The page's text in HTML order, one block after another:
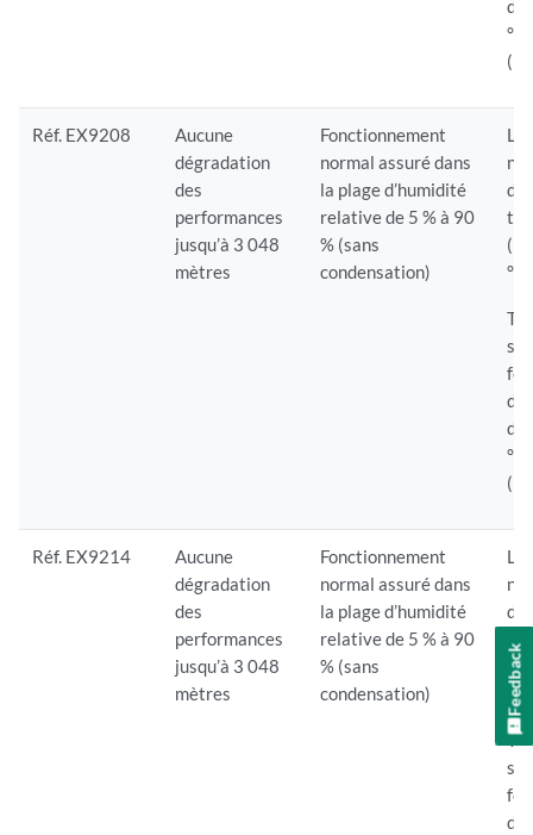
°F
Réf. EX9208
Aucune
dégradation
des
performances
jusqu’à 3 048
mètres
Fonctionnement
normal assuré dans
la plage d’humidité
relative de 5 % à 90
% (sans
condensation)
Le
°F)
°F
Réf. EX9214
Aucune
dégradation
des
performances
jusqu’à 3 048
mètres
Fonctionnement
normal assuré dans
la plage d’humidité
relative de 5 % à 90
% (sans
condensation)
Le
°F)
Feedback